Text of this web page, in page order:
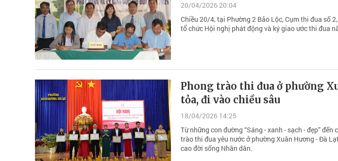
20/04/2026 20:04
Chiều 20/4, tại Phường 2 Bảo Lộc, Cụm thi đua số
tổ chức Hội nghị phát động và ký giao ước thi đua
Phong trào thi đua ở phường
tỏa, đi vào chiều sâu
18/04/2026 14:25
Từ những con đường “Sáng - xanh - sạch - đẹp”
trào thi đua yêu nước ở phường Xuân Hương - Đà
cao đời sống Nhân dân.